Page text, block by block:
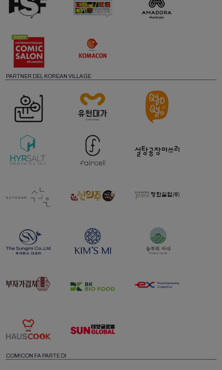
PARTNER DEL KOREAN VILLAGE
COMICON FA PARTE DI